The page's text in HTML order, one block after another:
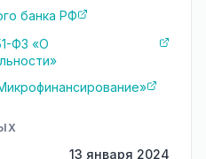
банка РФ
ФЗ «О
13 января 2024